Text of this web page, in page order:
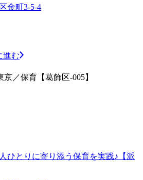
金町3-5-4
進む
／保育【葛飾区-005】
ひとりに寄り添う保育を実践♪【派